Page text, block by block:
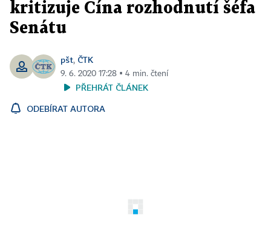
kritizuje Čína rozhodnutí šéfa
Senátu
pšt, ČTK
9. 6. 2020 17:28 ▪ 4 min. čtení
PŘEHRÁT ČLÁNEK
ODEBÍRAT AUTORA